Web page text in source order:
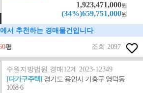
1,923,471,000원
(34%)659,751,000원
서 추천하는 경매물건입니다
평 조회 2097
수원지방법원 경매12계 2023-12349
[다가구주택] 경기도 용인시 기흥구 영덕동
1068-6